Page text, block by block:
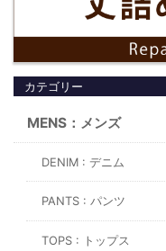
カテゴリー
MENS：メンズ
DENIM : デニム
PANTS : パンツ
TOPS : トップス